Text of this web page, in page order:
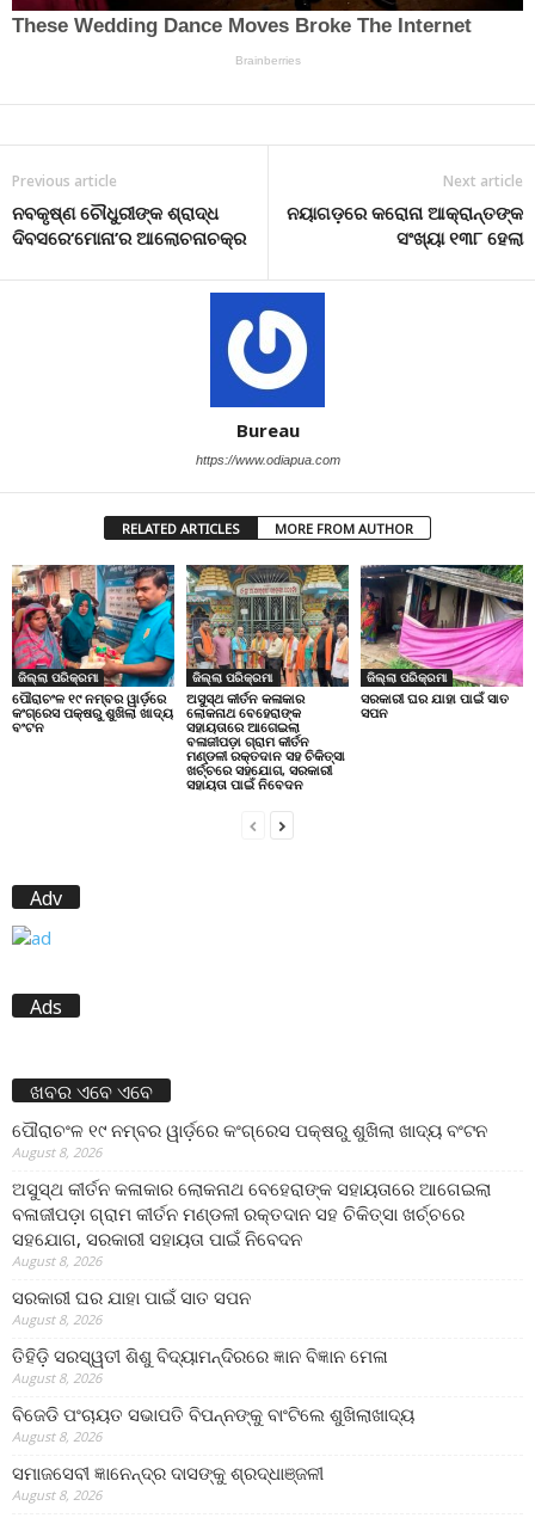
Previous article
ନବକୃଷ୍ଣ ଚୌଧୁରୀଙ୍କ ଶ୍ରାଦ୍ଧ
ଦିବସରେ‘ମୋନା’ର ଆଲୋଚନାଚକ୍ର
Next article
ନୟାଗଡ଼ରେ କରୋନା ଆକ୍ରାନ୍ତଙ୍କ
ସଂଖ୍ୟା ୧୩୮ ହେଲା
Bureau
https://www.odiapua.com
RELATED ARTICLES MORE FROM AUTHOR
ଜିଲ୍ଲା ପରିକ୍ରମା
ପୌରାଚଂଳ ୧୯ ନମ୍ବର ୱାର୍ଡ଼ରେ
କଂଗ୍ରେସ ପକ୍ଷରୁ ଶୁଖିଲା ଖାଦ୍ୟ
ବଂଟନ
ଜିଲ୍ଲା ପରିକ୍ରମା
ଅସୁସ୍ଥ କୀର୍ତନ କଳାକାର
ଲୋକନାଥ ବେହେରାଙ୍କ
ସହାୟତାରେ ଆଗେଇଲା
ବଳାଜୀପଡ଼ା ଗ୍ରାମ କୀର୍ତନ
ମଣ୍ଡଳୀ ରକ୍ତଦାନ ସହ ଚିକିତ୍ସା
ଖର୍ଚ୍ଚରେ ସହଯୋଗ, ସରକାରୀ
ସହାୟତା ପାଇଁ ନିବେଦନ
ଜିଲ୍ଲା ପରିକ୍ରମା
ସରକାରୀ ଘର ଯାହା ପାଇଁ ସାତ
ସପନ
Adv
Ads
ଖବର ଏବେ ଏବେ
ପୌରାଚଂଳ ୧୯ ନମ୍ବର ୱାର୍ଡ଼ରେ କଂଗ୍ରେସ ପକ୍ଷରୁ ଶୁଖିଲା ଖାଦ୍ୟ ବଂଟନ
August 8, 2026
ଅସୁସ୍ଥ କୀର୍ତନ କଳାକାର ଲୋକନାଥ ବେହେରାଙ୍କ ସହାୟତାରେ ଆଗେଇଲା
ବଳାଜୀପଡ଼ା ଗ୍ରାମ କୀର୍ତନ ମଣ୍ଡଳୀ ରକ୍ତଦାନ ସହ ଚିକିତ୍ସା ଖର୍ଚ୍ଚରେ
ସହଯୋଗ, ସରକାରୀ ସହାୟତା ପାଇଁ ନିବେଦନ
August 8, 2026
ସରକାରୀ ଘର ଯାହା ପାଇଁ ସାତ ସପନ
August 8, 2026
ତିହିଡି଼ ସରସ୍ୱତୀ ଶିଶୁ ବିଦ୍ୟାମନ୍ଦିରରେ ଜ୍ଞାନ ବିଜ୍ଞାନ ମେଳା
August 8, 2026
ବିଜେଡି ପଂଚାୟତ ସଭାପତି ବିପନ୍ନଙ୍କୁ ବାଂଟିଲେ ଶୁଖିଲାଖାଦ୍ୟ
August 8, 2026
ସମାଜସେବୀ ଜ୍ଞାନେନ୍ଦ୍ର ଦାସଙ୍କୁ ଶ୍ରଦ୍ଧାଞ୍ଜଳୀ
August 8, 2026